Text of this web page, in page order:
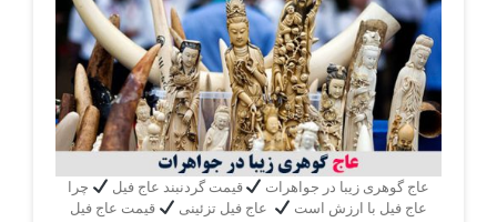
عاج گوهری زیبا در جواهرات قیمت گردنبند عاج فیل
چرا
عاج فیل با ارزش است
عاج فیل تزئینی قیمت عاج فیل